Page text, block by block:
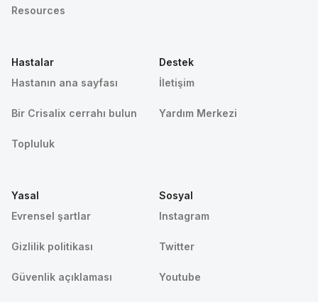
Resources
Hastalar
Hastanın ana sayfası
Bir Crisalix cerrahı bulun
Topluluk
Destek
İletişim
Yardım Merkezi
Yasal
Evrensel şartlar
Gizlilik politikası
Güvenlik açıklaması
Sosyal
Instagram
Twitter
Youtube